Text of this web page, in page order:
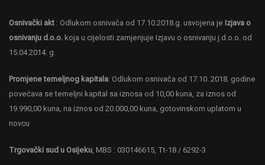
Osnivački akt : Odlukom osnivača od 17.10.2018.g. usvojena je Izjava o
osnivanju d.o.o. koja u cijelosti zamjenjuje Izjavu o osnivanju j.d.o.o. od
15.04.2014. g.
Promjene temeljnog kapitala: Odlukom osnivača od 17.10. 2018. godine
povećava se temeljni kapital sa iznosa od 10,00 kuna, za iznos od
19.990,00 kuna, na iznos od 20.000,00 kuna, gotovinskom uplatom u
novcu
Trgovački sud u Osijeku, MBS : 030146615, Tt-18 / 6292-3